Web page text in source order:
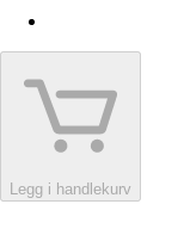
Legg i handlekurv